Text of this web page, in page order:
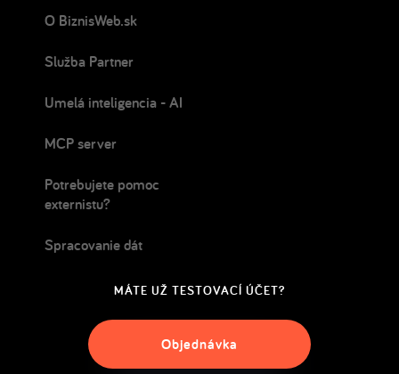
O BiznisWeb.sk
Služba Partner
Umelá inteligencia - AI
MCP server
Potrebujete pomoc
externistu?
Spracovanie dát
MÁTE UŽ TESTOVACÍ ÚČET?
Objednávka